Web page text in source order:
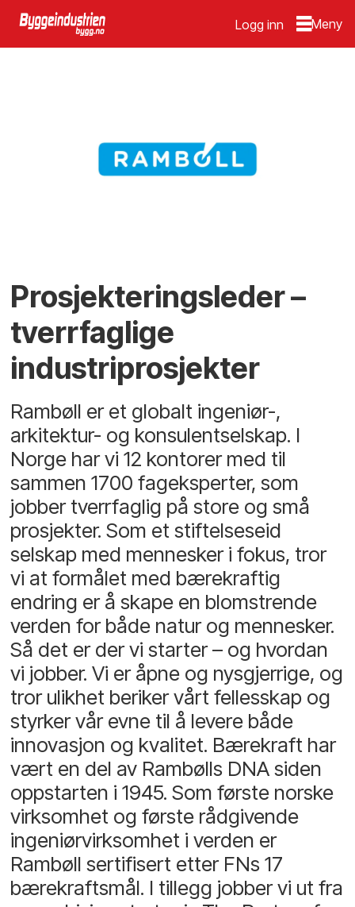
Logg inn
Prosjekteringsleder –
tverrfaglige
industriprosjekter
Rambøll er et globalt ingeniør-,
arkitektur- og konsulentselskap. I
Norge har vi 12 kontorer med til
sammen 1700 fageksperter, som
jobber tverrfaglig på store og små
prosjekter. Som et stiftelseseid
selskap med mennesker i fokus, tror
vi at formålet med bærekraftig
endring er å skape en blomstrende
verden for både natur og mennesker.
Så det er der vi starter – og hvordan
vi jobber. Vi er åpne og nysgjerrige, og
tror ulikhet beriker vårt fellesskap og
styrker vår evne til å levere både
innovasjon og kvalitet. Bærekraft har
vært en del av Rambølls DNA siden
oppstarten i 1945. Som første norske
virksomhet og første rådgivende
ingeniørvirksomhet i verden er
Rambøll sertifisert etter FNs 17
bærekraftsmål. I tillegg jobber vi ut fra